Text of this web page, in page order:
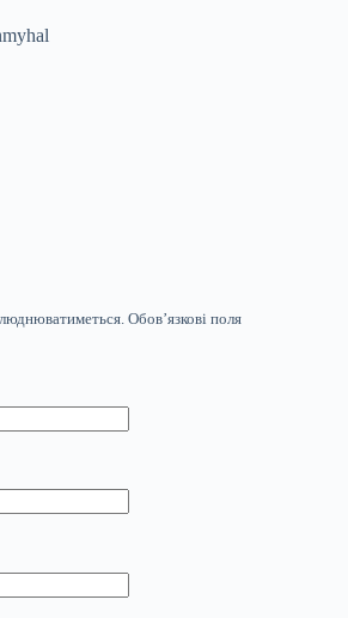
Обов’язкові поля